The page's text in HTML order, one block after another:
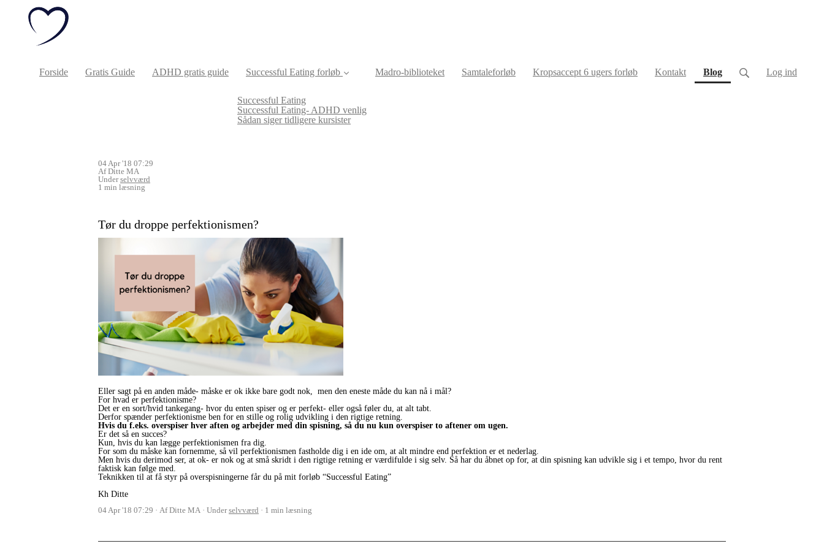
Forside Gratis Guide ADHD gratis guide Successful Eating forløb
Successful Eating
Successful Eating- ADHD venlig
Sådan siger tidligere kursister
Madro-biblioteket Samtaleforløb Kropsaccept 6 ugers forløb Kontakt Blog(current) Log ind
04 Apr '18 07:29
Af Ditte MA
Underselvværd
1 min læsning
Tør du droppe perfektionismen?
Eller sagt på en anden måde- måske er ok ikke bare godt nok, men den eneste måde du kan nå i mål?
For hvad er perfektionisme?
Det er en sort/hvid tankegang- hvor du enten spiser og er perfekt- eller også føler du, at alt tabt.
Derfor spænder perfektionisme ben for en stille og rolig udvikling i den rigtige retning.
Hvis du f.eks. overspiser hver aften og arbejder med din spisning, så du nu kun overspiser to aftener om ugen.
Er det så en succes?
Kun, hvis du kan lægge perfektionismen fra dig.
For som du måske kan fornemme, så vil perfektionismen fastholde dig i en ide om, at alt mindre end perfektion er et nederlag.
Men hvis du derimod ser, at ok- er nok og at små skridt i den rigtige retning er værdifulde i sig selv. Så har du åbnet op for, at din spisning kan udvikle sig i et tempo, hvor du rent
faktisk kan følge med.
Teknikken til at få styr på overspisningerne får du på mit forløb “Successful Eating”
Kh Ditte
04 Apr '18 07:29
Af Ditte MA Underselvværd 1 min læsning